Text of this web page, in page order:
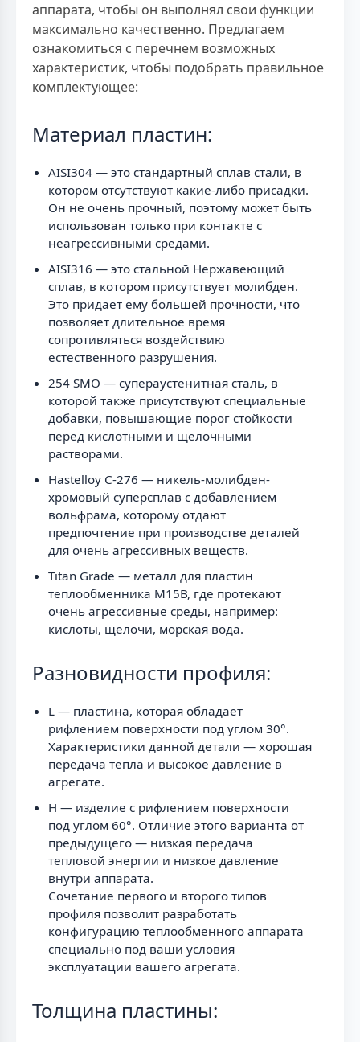
аппарата, чтобы он выполнял свои функции
максимально качественно. Предлагаем
ознакомиться с перечнем возможных
характеристик, чтобы подобрать правильное
комплектующее:
Материал пластин:
AISI304 — это стандартный сплав стали, в
котором отсутствуют какие-либо присадки.
Он не очень прочный, поэтому может быть
использован только при контакте с
неагрессивными средами.
AISI316 — это стальной Нержавеющий
сплав, в котором присутствует молибден.
Это придает ему большей прочности, что
позволяет длительное время
сопротивляться воздействию
естественного разрушения.
254 SMO — супераустенитная сталь, в
которой также присутствуют специальные
добавки, повышающие порог стойкости
перед кислотными и щелочными
растворами.
Hastelloy C-276 — никель-молибден-
хромовый суперсплав с добавлением
вольфрама, которому отдают
предпочтение при производстве деталей
для очень агрессивных веществ.
Titan Grade — металл для пластин
теплообменника М15В, где протекают
очень агрессивные среды, например:
кислоты, щелочи, морская вода.
Разновидности профиля:
L — пластина, которая обладает
рифлением поверхности под углом 30°.
Характеристики данной детали — хорошая
передача тепла и высокое давление в
агрегате.
H — изделие с рифлением поверхности
под углом 60°. Отличие этого варианта от
предыдущего — низкая передача
тепловой энергии и низкое давление
внутри аппарата.
Сочетание первого и второго типов
профиля позволит разработать
конфигурацию теплообменного аппарата
специально под ваши условия
эксплуатации вашего агрегата.
Толщина пластины: